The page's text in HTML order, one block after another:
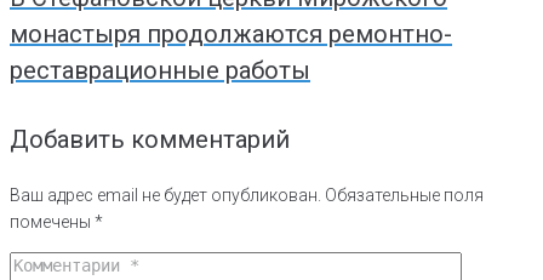
монастыря продолжаются ремонтно-
реставрационные работы
Добавить комментарий
Ваш адрес email не будет опубликован. Обязательные поля
помечены *